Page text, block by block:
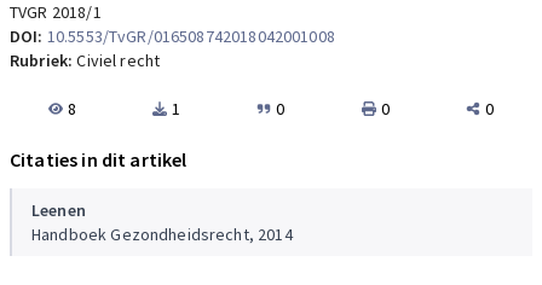
TVGR 2018/1
DOI: 10.5553/TvGR/016508742018042001008
Rubriek:Civiel recht
8 1 0 0 0
Citaties in dit artikel
Leenen
Handboek Gezondheidsrecht, 2014